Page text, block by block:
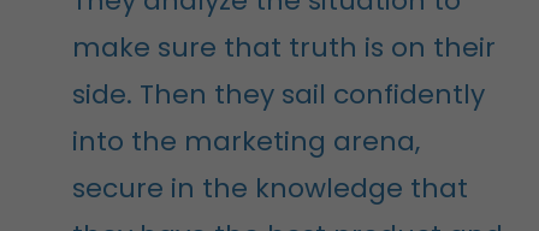
make sure that truth is on their
side. Then they sail confidently
into the marketing arena,
secure in the knowledge that